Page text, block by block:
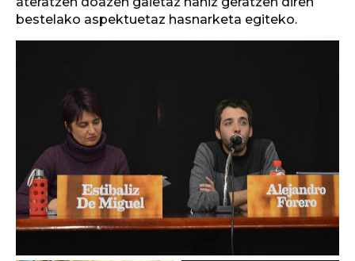
bestelako aspektuetaz hasnarketa egiteko.